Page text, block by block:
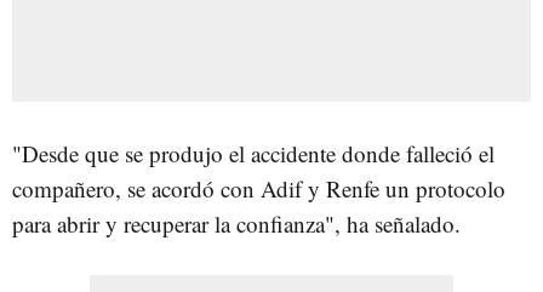
"Desde que se produjo el accidente donde falleció el
compañero, se acordó con Adif y Renfe un protocolo
para abrir y recuperar la confianza", ha señalado.